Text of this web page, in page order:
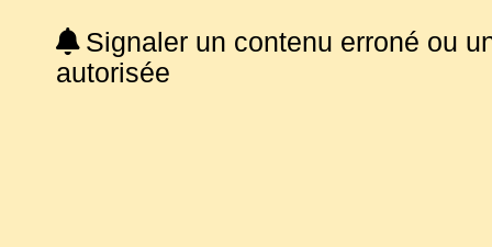
Signaler un contenu erroné ou
autorisée